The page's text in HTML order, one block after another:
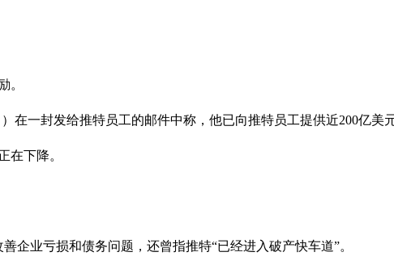
。
在一封发给推特员工的邮件中称，他已向推特员工提供近200亿美
在下降。
企业亏损和债务问题，还曾指推特“已经进入破产快车道”。